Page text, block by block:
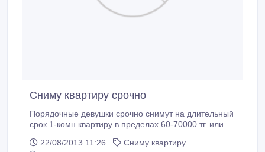
Сниму квартиру срочно
Порядочные девушки срочно снимут на длительный
срок 1-комн.квартиру в пределах 60-70000 тг. или 2-
тг.Бытовая техника, мебель обязательно. Порядок и
22/08/2013 11:26
Сниму квартиру